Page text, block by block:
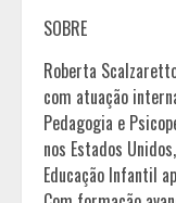
SOBRE
Roberta
com atuação
Pedagogia e
nos Estados
Educação Infantil